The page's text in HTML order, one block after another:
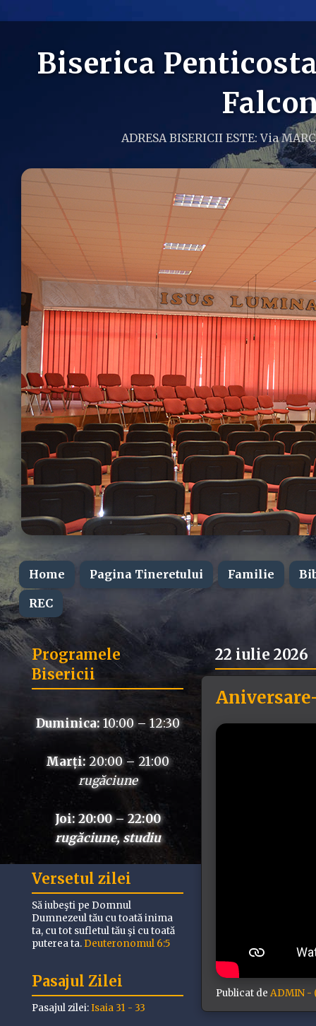
Biserica
ADRESA BISERICII ESTE: Via
Home Pagina Tineretului Familie
REC
22 iulie 2026
Publicat de ADMIN -
Programele
Bisericii
Duminica: 10:00 – 12:30
Marți:20:00 – 21:00
rugăciune
Joi: 20:00 – 22:00
rugăciune, studiu
Versetul zilei
Să iubeşti pe Domnul
Dumnezeul tău cu toată inima
ta, cu tot sufletul tău şi cu toată
puterea ta. Deuteronomul 6:5
Pasajul Zilei
Pasajul zilei:Isaia 31 - 33